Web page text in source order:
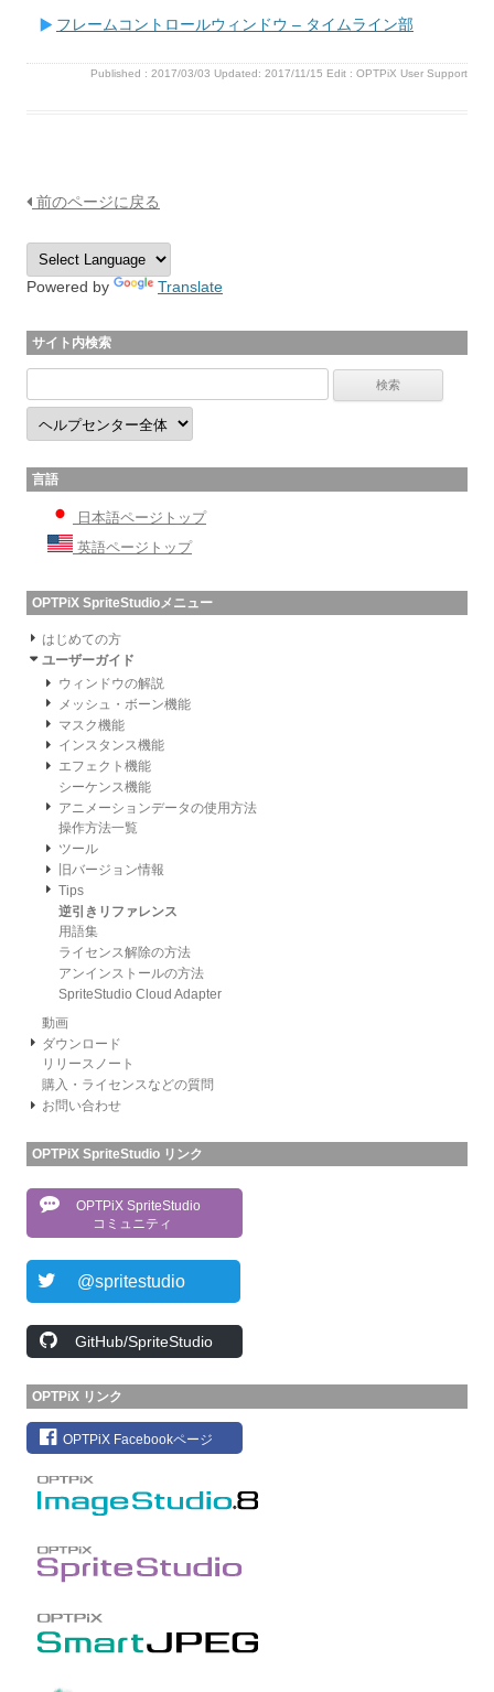
フレームコントロールウィンドウ – タイムライン部
Published : 2017/03/03 Updated: 2017/11/15 Edit : OPTPiX User Support
前のページに戻る
Powered by Translate
サイト内検索
言語
日本語ページトップ
英語ページトップ
OPTPiX SpriteStudioメニュー
はじめての方
ユーザーガイド
ウィンドウの解説
メッシュ・ボーン機能
マスク機能
インスタンス機能
エフェクト機能
シーケンス機能
アニメーションデータの使用方法
操作方法一覧
ツール
旧バージョン情報
Tips
逆引きリファレンス
用語集
ライセンス解除の方法
アンインストールの方法
SpriteStudio Cloud Adapter
動画
ダウンロード
リリースノート
購入・ライセンスなどの質問
お問い合わせ
OPTPiX SpriteStudio リンク
OPTPiX SpriteStudio
コミュニティ
@spritestudio
GitHub/SpriteStudio
OPTPiX リンク
OPTPiX Facebookページ